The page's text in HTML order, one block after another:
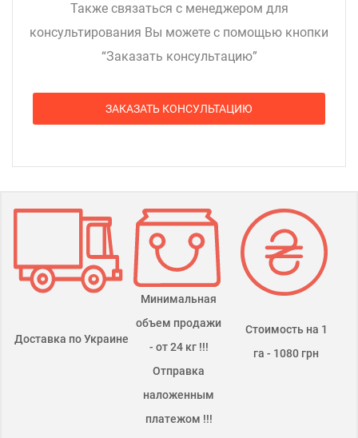
Также связаться с менеджером для
консультирования Вы можете с помощью кнопки
“Заказать консультацию”
ЗАКАЗАТЬ КОНСУЛЬТАЦИЮ
Доставка по Украине
Минимальная
объем продажи
- от 24 кг !!!
Отправка
наложенным
платежом !!!
Стоимость на 1
га - 1080 грн